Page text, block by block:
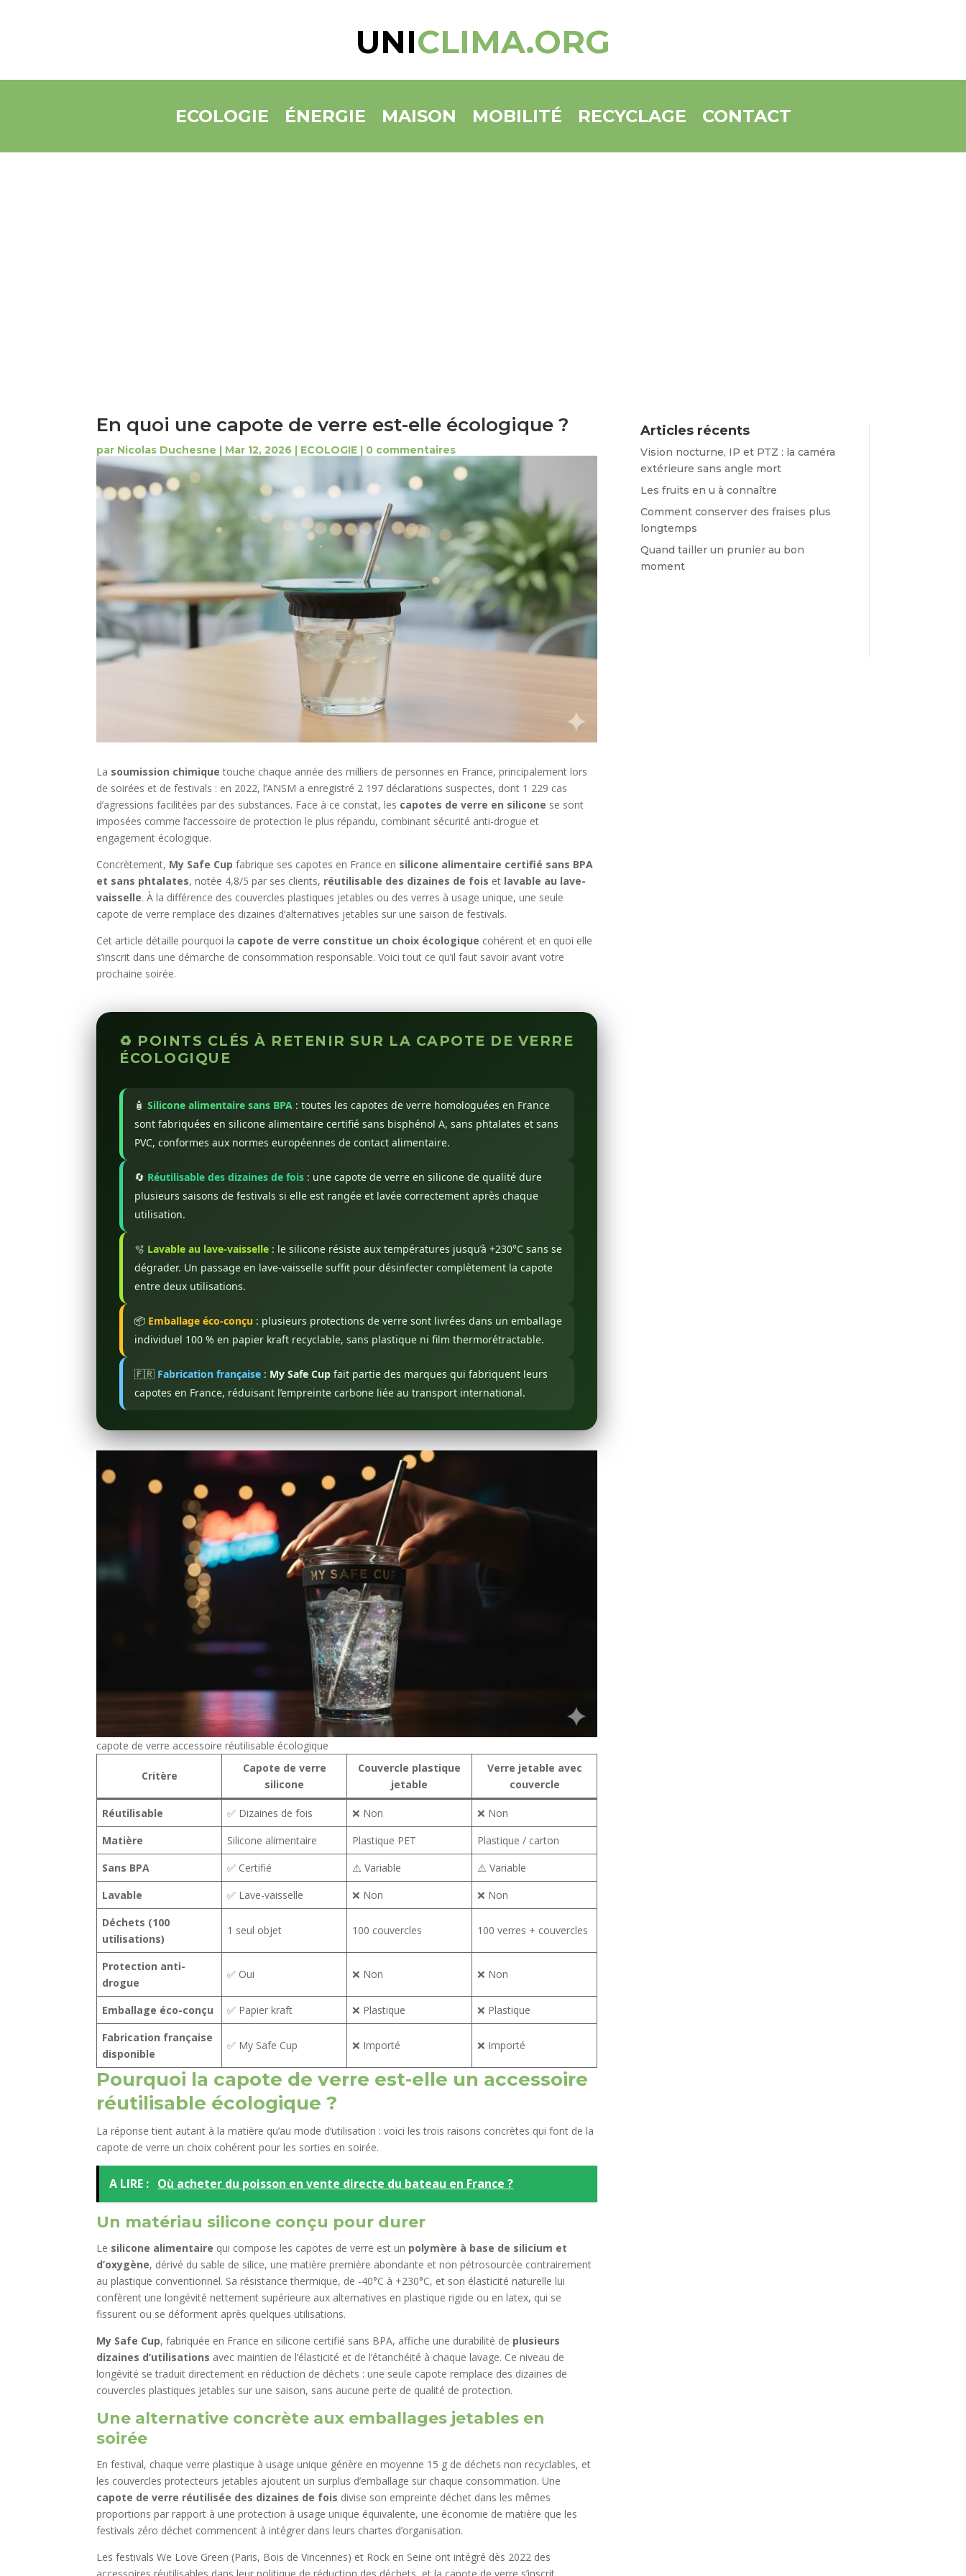
UNICLIMA.ORG
ECOLOGIE ÉNERGIE MAISON MOBILITÉ RECYCLAGE CONTACT
En quoi une capote de verre est-elle écologique ?
par Nicolas Duchesne Mar 12, 2026 ECOLOGIE 0 commentaires
La soumission chimique touche chaque année des milliers de personnes en France, principalement lors
de soirées et de festivals : en 2022, l’ANSM a enregistré 2 197 déclarations suspectes, dont 1 229 cas
d’agressions facilitées par des substances. Face à ce constat, les capotes de verre en silicone se sont
imposées comme l’accessoire de protection le plus répandu, combinant sécurité anti-drogue et
engagement écologique.
Concrètement, My Safe Cup fabrique ses capotes en France en silicone alimentaire certifié sans BPA
et sans phtalates, notée 4,8/5 par ses clients, réutilisable des dizaines de fois et lavable au lave-
vaisselle. À la différence des couvercles plastiques jetables ou des verres à usage unique, une seule
capote de verre remplace des dizaines d’alternatives jetables sur une saison de festivals.
Cet article détaille pourquoi la capote de verre constitue un choix écologique cohérent et en quoi elle
s’inscrit dans une démarche de consommation responsable. Voici tout ce qu’il faut savoir avant votre
prochaine soirée.
♻️ POINTS CLÉS À RETENIR SUR LA CAPOTE DE VERRE
ÉCOLOGIQUE
🧴Silicone alimentaire sans BPA : toutes les capotes de verre homologuées en France
sont fabriquées en silicone alimentaire certifié sans bisphénol A, sans phtalates et sans
PVC, conformes aux normes européennes de contact alimentaire.
🔄 Réutilisable des dizaines de fois : une capote de verre en silicone de qualité dure
plusieurs saisons de festivals si elle est rangée et lavée correctement après chaque
utilisation.
🫧 Lavable au lave-vaisselle : le silicone résiste aux températures jusqu’à +230°C sans se
dégrader. Un passage en lave-vaisselle suffit pour désinfecter complètement la capote
entre deux utilisations.
📦 Emballage éco-conçu : plusieurs protections de verre sont livrées dans un emballage
individuel 100 % en papier kraft recyclable, sans plastique ni film thermorétractable.
🇫🇷 Fabrication française : My Safe Cup fait partie des marques qui fabriquent leurs
capotes en France, réduisant l’empreinte carbone liée au transport international.
capote de verre accessoire réutilisable écologique
Critère
Capote de verre
silicone
Couvercle plastique
jetable
Verre jetable avec
couvercle
Réutilisable ✅ Dizaines de fois ❌ Non
❌ Non
Matière
Silicone alimentaire Plastique PET
Plastique / carton
Sans BPA
✅ Certifié ⚠️ Variable
⚠️ Variable
Lavable
✅ Lave-vaisselle ❌ Non
❌ Non
Déchets (100
utilisations)
1 seul objet 100 couvercles 100 verres + couvercles
Protection anti-
drogue
✅ Oui ❌ Non ❌ Non
Emballage éco-conçu ✅ Papier kraft ❌ Plastique
❌ Plastique
Fabrication française
disponible
✅ My Safe Cup ❌ Importé ❌ Importé
Pourquoi la capote de verre est-elle un accessoire
réutilisable écologique ?
La réponse tient autant à la matière qu’au mode d’utilisation : voici les trois raisons concrètes qui font de la
capote de verre un choix cohérent pour les sorties en soirée.
A LIRE : Où acheter du poisson en vente directe du bateau en France ?
Un matériau silicone conçu pour durer
Le silicone alimentaire qui compose les capotes de verre est un polymère à base de silicium et
d’oxygène, dérivé du sable de silice, une matière première abondante et non pétrosourcée contrairement
au plastique conventionnel. Sa résistance thermique, de -40°C à +230°C, et son élasticité naturelle lui
confèrent une longévité nettement supérieure aux alternatives en plastique rigide ou en latex, qui se
fissurent ou se déforment après quelques utilisations.
My Safe Cup, fabriquée en France en silicone certifié sans BPA, affiche une durabilité de plusieurs
dizaines d’utilisations avec maintien de l’élasticité et de l’étanchéité à chaque lavage. Ce niveau de
longévité se traduit directement en réduction de déchets : une seule capote remplace des dizaines de
couvercles plastiques jetables sur une saison, sans aucune perte de qualité de protection.
Une alternative concrète aux emballages jetables en
soirée
En festival, chaque verre plastique à usage unique génère en moyenne 15 g de déchets non recyclables, et
les couvercles protecteurs jetables ajoutent un surplus d’emballage sur chaque consommation. Une
capote de verre réutilisée des dizaines de fois divise son empreinte déchet dans les mêmes
proportions par rapport à une protection à usage unique équivalente, une économie de matière que les
festivals zéro déchet commencent à intégrer dans leurs chartes d’organisation.
Les festivals We Love Green (Paris, Bois de Vincennes) et Rock en Seine ont intégré dès 2022 des
accessoires réutilisables dans leur politique de réduction des déchets, et la capote de verre s’inscrit
Articles récents
Vision nocturne, IP et PTZ : la caméra
extérieure sans angle mort
Les fruits en u à connaître
Comment conserver des fraises plus
longtemps
Quand tailler un prunier au bon
moment